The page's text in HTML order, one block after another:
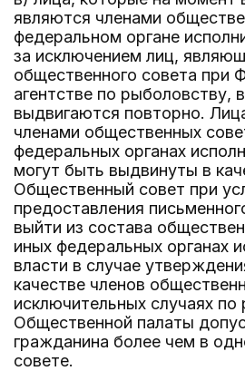
являются членами
федеральном органе
за исключением лиц,
общественного совета при
агентстве по рыболовству,
выдвигаются повторно.
членами общественных
федеральных органах
могут быть выдвинуты в
Общественный совет при
предоставления
выйти из состава
иных федеральных органах
власти в случае
качестве членов
исключительных случаях
Общественной палаты
гражданина более чем в
совете.